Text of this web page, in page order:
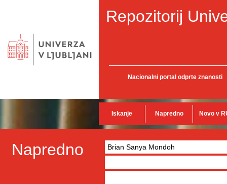
Repozitorij
Nacionalni portal odprte znanosti
Iskanje Napredno Novo v
Napredno